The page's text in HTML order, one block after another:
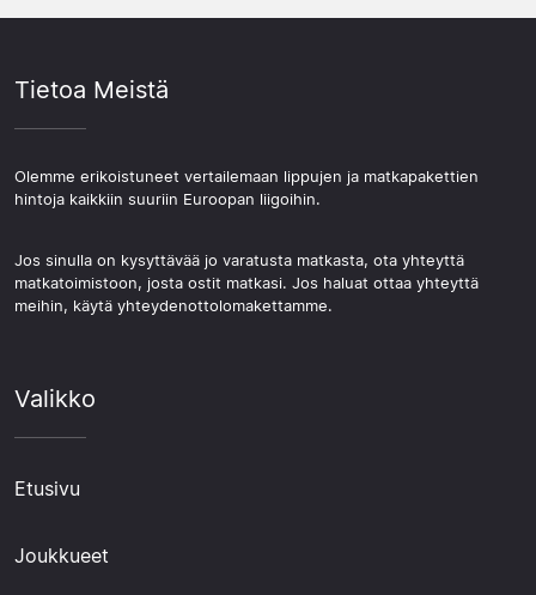
Tietoa Meistä
Olemme erikoistuneet vertailemaan lippujen ja matkapakettien
hintoja kaikkiin suuriin Euroopan liigoihin.
Jos sinulla on kysyttävää jo varatusta matkasta, ota yhteyttä
matkatoimistoon, josta ostit matkasi. Jos haluat ottaa yhteyttä
meihin, käytä yhteydenottolomakettamme.
Valikko
Etusivu
Joukkueet